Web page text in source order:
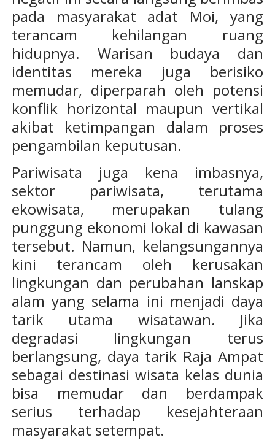
pada masyarakat adat Moi, yang
terancam kehilangan ruang
hidupnya. Warisan budaya dan
identitas mereka juga berisiko
memudar, diperparah oleh potensi
konflik horizontal maupun vertikal
akibat ketimpangan dalam proses
pengambilan keputusan.
Pariwisata juga kena imbasnya,
sektor pariwisata, terutama
ekowisata, merupakan tulang
punggung ekonomi lokal di kawasan
tersebut. Namun, kelangsungannya
kini terancam oleh kerusakan
lingkungan dan perubahan lanskap
alam yang selama ini menjadi daya
tarik utama wisatawan. Jika
degradasi lingkungan terus
berlangsung, daya tarik Raja Ampat
sebagai destinasi wisata kelas dunia
bisa memudar dan berdampak
serius terhadap kesejahteraan
masyarakat setempat.